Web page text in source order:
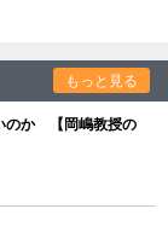
もっと見る
のか 【岡嶋教授の